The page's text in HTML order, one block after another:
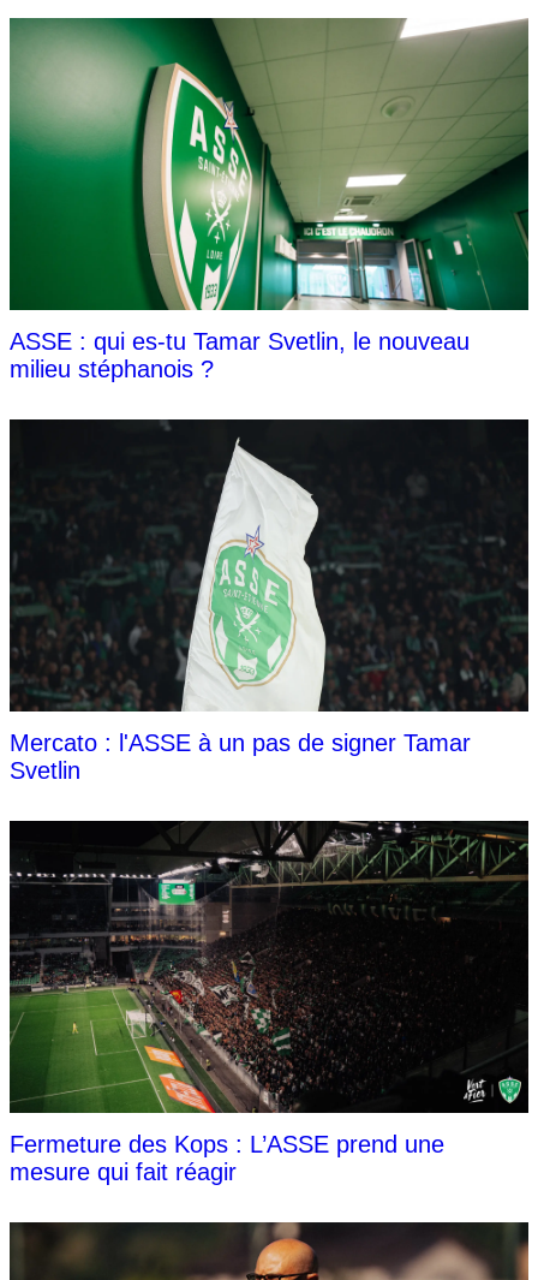
ASSE : qui es-tu Tamar Svetlin, le nouveau
milieu stéphanois ?
Mercato : l'ASSE à un pas de signer Tamar
Svetlin
Fermeture des Kops : L’ASSE prend une
mesure qui fait réagir